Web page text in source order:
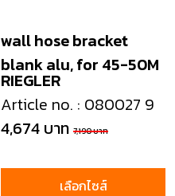
RIEGLER
wall hose bracket
blank alu, for 45-50M
Article no. : 080027 9
4,674 บาท 7,190 บาท
เลือกไซส์